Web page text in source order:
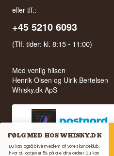
eller tlf.:
+45 5210 6093
(Tlf. tider: kl. 8:15 - 11:00)
Med venlig hilsen
Henrik Olsen og Ulrik Bertelsen
Whisky.dk ApS
FØLG MED HOS WHISKY.DK
Du kan også blive medlem af vores kundeklub,
hvor du optjener 5% på alle dine ordrer. Du kan